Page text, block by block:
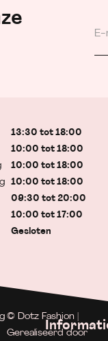
13:30 tot 18:00
10:00 tot 18:00
10:00 tot 18:00
10:00 tot 18:00
09:30 tot 20:00
10:00 tot 17:00
Gesloten
© Dotz Fashion |
Gerealiseerd door